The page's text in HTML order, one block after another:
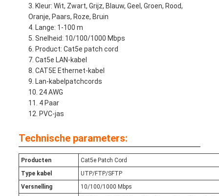
Kleur: Wit, Zwart, Grijz, Blauw, Geel, Groen, Rood,
Oranje, Paars, Roze, Bruin
Lange: 1-100 m
Snelheid: 10/100/1000 Mbps
Product: Cat5e patch cord
Cat5e LAN-kabel
CAT5E Ethernet-kabel
Lan-kabelpatchcords
24 AWG
4 Paar
PVC-jas
Technische parameters:
Producten
Cat5e Patch Cord
Type kabel
UTP/FTP/SFTP
Versnelling
10/100/1000 Mbps